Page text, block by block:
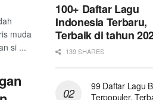
muda
si ...
100+ Daftar Lagu
Indonesia Terbaru,
Terbaik di tahun
139 SHARES
99 Daftar Lagu
Terpopuler,